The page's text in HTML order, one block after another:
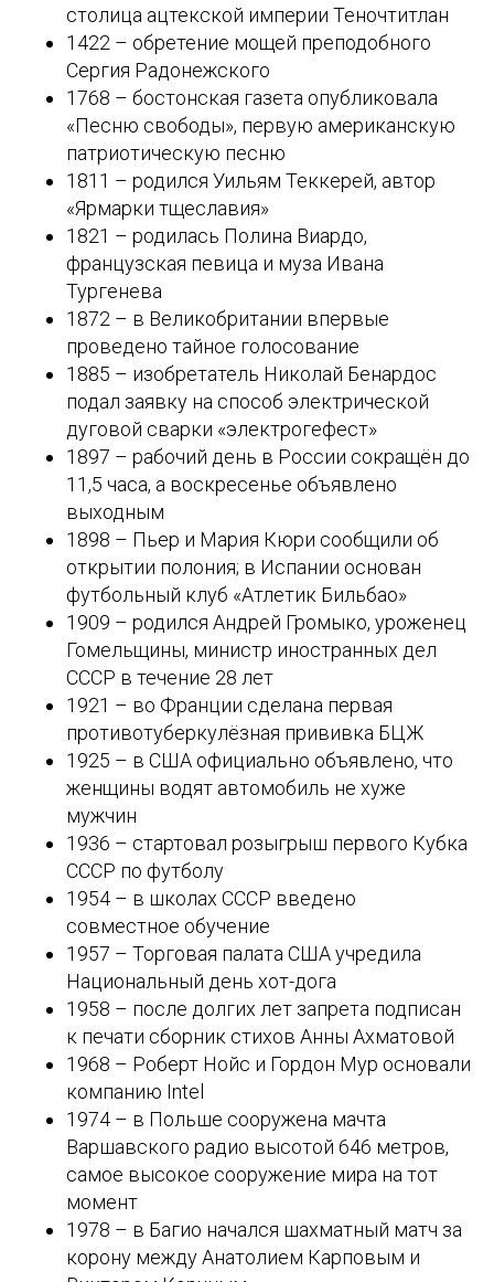
столица ацтекской империи Теночтитлан
1422 – обретение мощей преподобного
Сергия Радонежского
1768 – бостонская газета опубликовала
«Песню свободы», первую американскую
патриотическую песню
1811 – родился Уильям Теккерей, автор
«Ярмарки тщеславия»
1821 – родилась Полина Виардо,
французская певица и муза Ивана
Тургенева
1872 – в Великобритании впервые
проведено тайное голосование
1885 – изобретатель Николай Бенардос
подал заявку на способ электрической
дуговой сварки «электрогефест»
1897 – рабочий день в России сокращён до
11,5 часа, а воскресенье объявлено
выходным
1898 – Пьер и Мария Кюри сообщили об
открытии полония; в Испании основан
футбольный клуб «Атлетик Бильбао»
1909 – родился Андрей Громыко, уроженец
Гомельщины, министр иностранных дел
СССР в течение 28 лет
1921 – во Франции сделана первая
противотуберкулёзная прививка БЦЖ
1925 – в США официально объявлено, что
женщины водят автомобиль не хуже
мужчин
1936 – стартовал розыгрыш первого Кубка
СССР по футболу
1954 – в школах СССР введено
совместное обучение
1957 – Торговая палата США учредила
Национальный день хот-дога
1958 – после долгих лет запрета подписан
к печати сборник стихов Анны Ахматовой
1968 – Роберт Нойс и Гордон Мур основали
компанию Intel
1974 – в Польше сооружена мачта
Варшавского радио высотой 646 метров,
самое высокое сооружение мира на тот
момент
1978 – в Багио начался шахматный матч за
корону между Анатолием Карповым и